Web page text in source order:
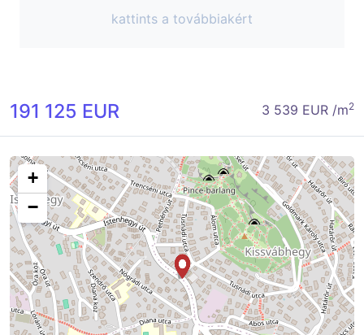
kattints a továbbiakért
191 125 EUR 3 539 EUR /m2
+
−